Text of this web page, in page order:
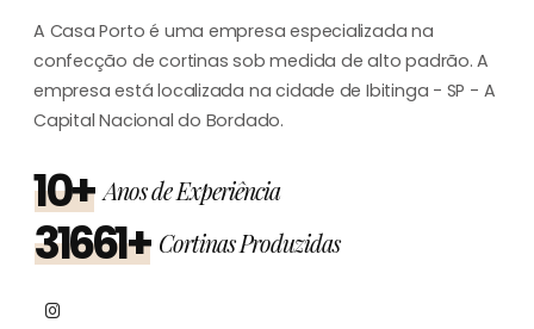
A Casa Porto é uma empresa especializada na
confecção de cortinas sob medida de alto padrão. A
empresa está localizada na cidade de Ibitinga - SP - A
Capital Nacional do Bordado.
10+ Anos de Experiência
31661+ Cortinas Produzidas